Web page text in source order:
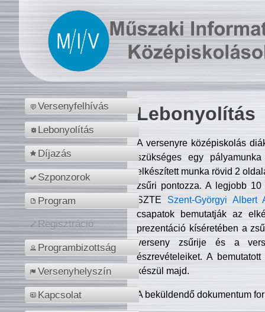
Versenyfelhívás
Lebonyolítás
Díjazás
Szponzorok
Program
Regisztráció
Programbizottság
Versenyhelyszín
Kapcsolat
Lebonyolítás
A versenyre középiskolás
szükséges egy
elkészített munka rövid 2
zsűri pontozza. A legjobb
SZTE Szent-Györgyi Albert
csapatok bemutatják az
prezentáció kíséretében a
verseny zsűrije és a
észrevételeiket. A
készül majd.
A beküldendő dokumentum